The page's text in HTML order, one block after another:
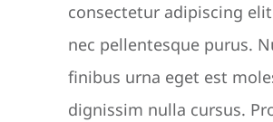
consectetur adipiscing
nec pellentesque purus.
finibus urna eget est
dignissim nulla cursus.